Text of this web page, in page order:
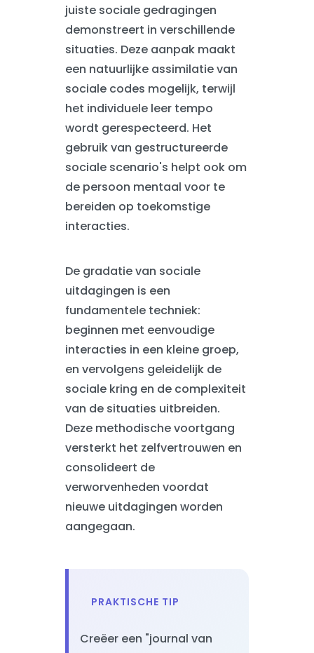
juiste sociale gedragingen
demonstreert in verschillende
situaties. Deze aanpak maakt
een natuurlijke assimilatie van
sociale codes mogelijk, terwijl
het individuele leer tempo
wordt gerespecteerd. Het
gebruik van gestructureerde
sociale scenario's helpt ook om
de persoon mentaal voor te
bereiden op toekomstige
interacties.
De gradatie van sociale
uitdagingen is een
fundamentele techniek:
beginnen met eenvoudige
interacties in een kleine groep,
en vervolgens geleidelijk de
sociale kring en de complexiteit
van de situaties uitbreiden.
Deze methodische voortgang
versterkt het zelfvertrouwen en
consolideert de
verworvenheden voordat
nieuwe uitdagingen worden
aangegaan.
PRAKTISCHE TIP
Creëer een "journal van